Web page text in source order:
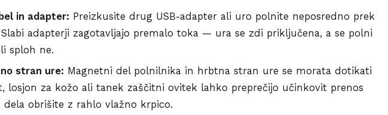
in adapter: Preizkusite drug USB-adapter ali uro polnite neposredno prek
adapterji zagotavljajo premalo toka — ura se zdi priključena, a se polni
sploh ne.
stran ure: Magnetni del polnilnika in hrbtna stran ure se morata dotikati
losjon za kožo ali tanek zaščitni ovitek lahko preprečijo učinkovit prenos
dela obrišite z rahlo vlažno krpico.